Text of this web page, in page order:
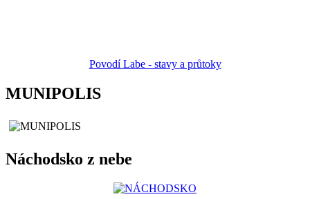
Povodí Labe - stavy a průtoky
MUNIPOLIS
Náchodsko z nebe